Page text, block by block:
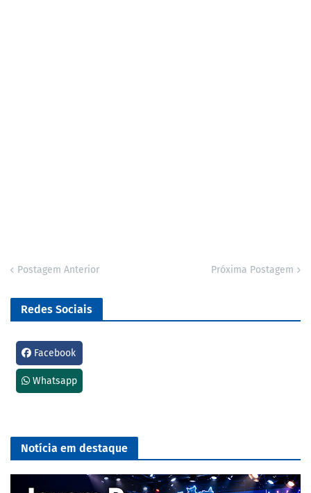
Postagem Anterior Próxima Postagem
Redes Sociais
Facebook
Whatsapp
Notícia em destaque